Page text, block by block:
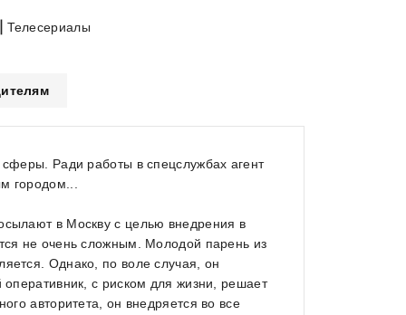
Телесериалы
Ради работы в спецслужбах агент
городом...
в Москву с целью внедрения в
не очень сложным. Молодой парень из
Однако, по воле случая, он
с риском для жизни, решает
авторитета, он внедряется во все